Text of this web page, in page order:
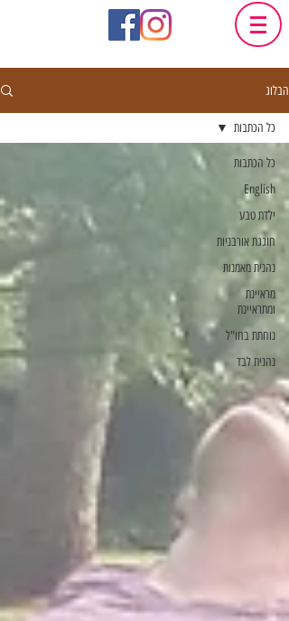
הבלוג
כל הכתבות
English
ילדת טבע
חוגגת אורבניות
נהנית מאמנות
מראיינת
ומתראיינת
נוחתת בחו"ל
נהנית לבד
כל הכתבות